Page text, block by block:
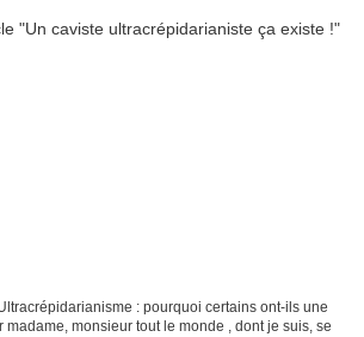
: pourquoi certains ont-ils une
madame, monsieur tout le monde , dont je suis, se